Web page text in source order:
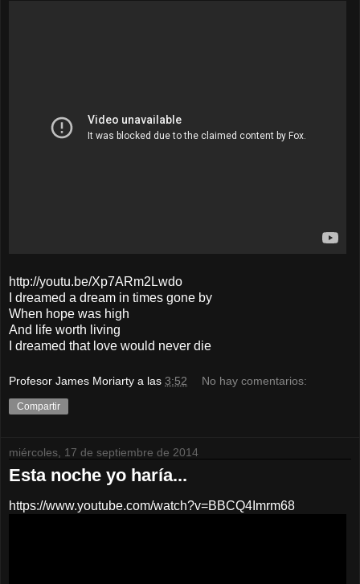
http://youtu.be/Xp7ARm2Lwdo
I dreamed a dream in times gone by
When hope was high
And life worth living
I dreamed that love would never die
Profesor James Moriarty a las 3:52 No hay comentarios:
Compartir
miércoles, 17 de septiembre de 2014
Esta noche yo haría...
https://www.youtube.com/watch?v=BBCQ4Imrm68